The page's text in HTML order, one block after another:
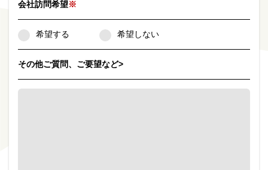
会社訪問希望※
希望する 希望しない
その他ご質問、ご要望など>